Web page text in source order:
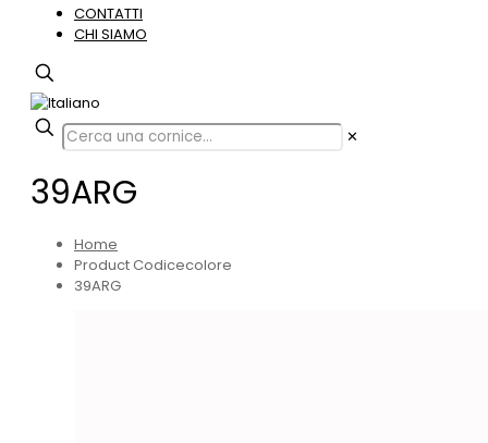
CONTATTI
CHI SIAMO
✕
39ARG
Home
Product Codicecolore
39ARG